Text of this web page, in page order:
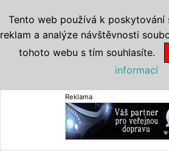
Reklama
Tento web používá k poskytování
reklam a analýze návštěvnosti
tohoto webu s tím souhlasíte.
informací